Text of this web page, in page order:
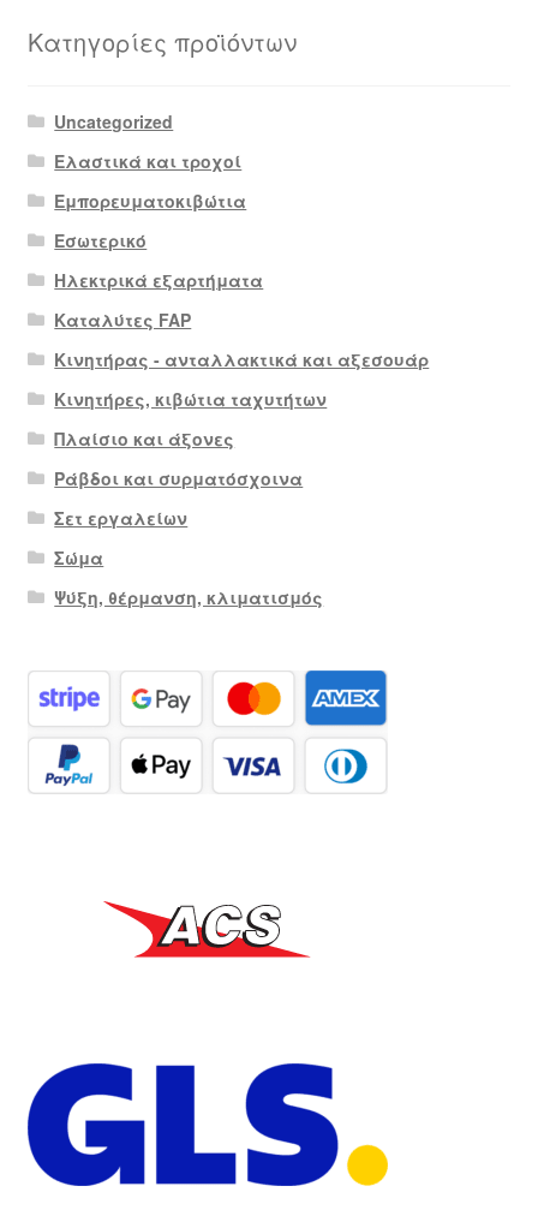
Κατηγορίες προϊόντων
Uncategorized
Ελαστικά και τροχοί
Εμπορευματοκιβώτια
Εσωτερικό
Ηλεκτρικά εξαρτήματα
Καταλύτες FAP
Κινητήρας - ανταλλακτικά και αξεσουάρ
Κινητήρες, κιβώτια ταχυτήτων
Πλαίσιο και άξονες
Ράβδοι και συρματόσχοινα
Σετ εργαλείων
Σώμα
Ψύξη, θέρμανση, κλιματισμός